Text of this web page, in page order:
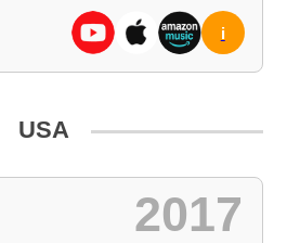
i
USA
2017